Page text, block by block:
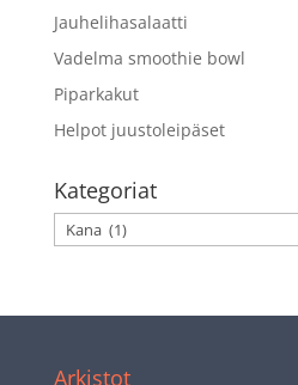
Jauhelihasalaatti
Vadelma smoothie bowl
Piparkakut
Helpot juustoleipäset
Kategoriat
Kategoriat
Arkistot